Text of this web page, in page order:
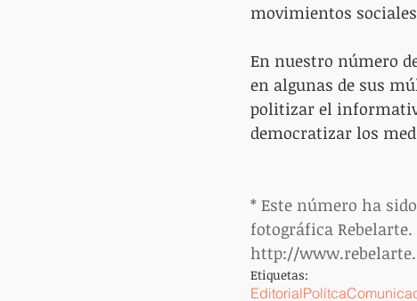
movimientos
En nuestro número
en algunas de sus
politizar el
democratizar los
* Este número ha
fotográfica Rebelarte.
http://
Etiquetas:
EditorialPolítca